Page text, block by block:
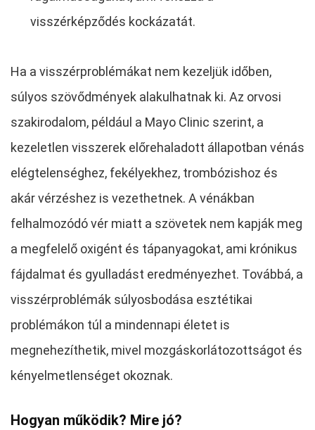
visszérképződés kockázatát.
Ha a visszérproblémákat nem kezeljük időben,
súlyos szövődmények alakulhatnak ki. Az orvosi
szakirodalom, például a Mayo Clinic szerint, a
kezeletlen visszerek előrehaladott állapotban vénás
elégtelenséghez, fekélyekhez, trombózishoz és
akár vérzéshez is vezethetnek. A vénákban
felhalmozódó vér miatt a szövetek nem kapják meg
a megfelelő oxigént és tápanyagokat, ami krónikus
fájdalmat és gyulladást eredményezhet. Továbbá, a
visszérproblémák súlyosbodása esztétikai
problémákon túl a mindennapi életet is
megnehezíthetik, mivel mozgáskorlátozottságot és
kényelmetlenséget okoznak.
Hogyan működik? Mire jó?